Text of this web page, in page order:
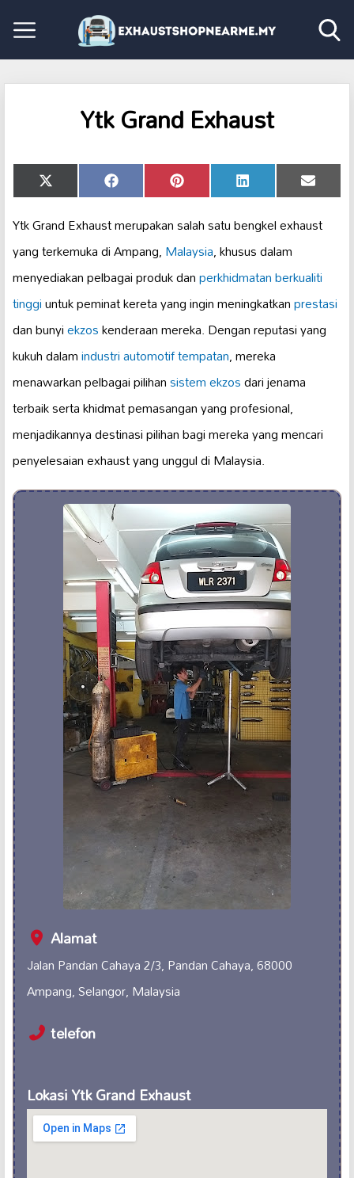
Ytk Grand Exhaust
Share
on
X
(Twitter)
Share
on
Facebook Share
on
Pinterest Share
on
LinkedIn Share
on
Email
Ytk Grand Exhaust merupakan salah satu bengkel exhaust
yang terkemuka di Ampang,Malaysia, khusus dalam
menyediakan pelbagai produk danperkhidmatan berkualiti
tinggiuntuk peminat kereta yang ingin meningkatkanprestasi
dan bunyiekzoskenderaan mereka. Dengan reputasi yang
kukuh dalamindustri automotif tempatan, mereka
menawarkan pelbagai pilihansistem ekzosdari jenama
terbaik serta khidmat pemasangan yang profesional,
menjadikannya destinasi pilihan bagi mereka yang mencari
penyelesaian exhaust yang unggul di Malaysia.
Alamat
Jalan Pandan Cahaya 2/3, Pandan Cahaya, 68000
Ampang, Selangor, Malaysia
telefon
Lokasi Ytk Grand Exhaust